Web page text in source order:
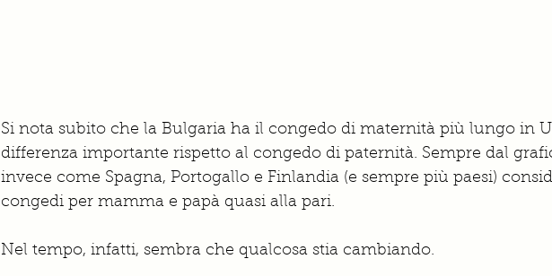
Si nota subito che la Bulgaria ha il congedo di maternità più lungo in
differenza importante rispetto al congedo di paternità. Sempre dal
invece come Spagna, Portogallo e Finlandia (e sempre più paesi)
congedi per mamma e papà quasi alla pari.
Nel tempo, infatti, sembra che qualcosa stia cambiando.